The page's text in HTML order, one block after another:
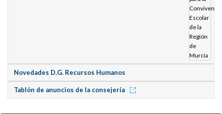
Novedades D.G. Recursos Humanos
Tablón de anuncios de la consejería